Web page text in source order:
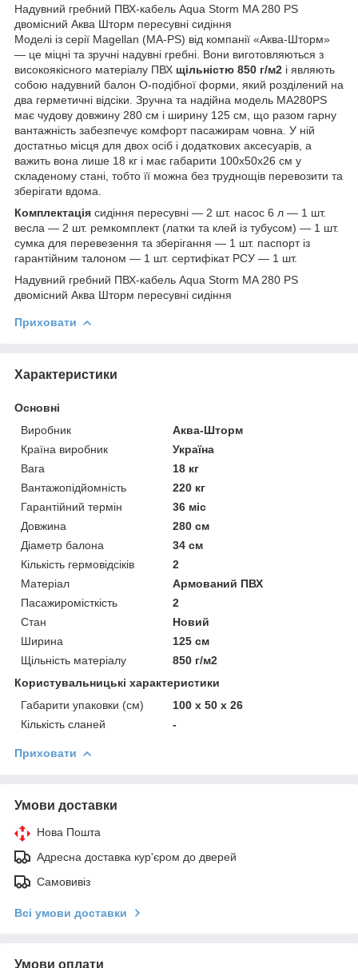
Надувний гребний ПВХ-кабель Aqua Storm MA 280 PS
двомісний Аква Шторм пересувні сидіння
Моделі із серії Magellan (MA-PS) від компанії «Аква-Шторм»
— це міцні та зручні надувні гребні. Вони виготовляються з
високоякісного матеріалу ПВХ щільністю 850 г/м2 і являють
собою надувний балон О-подібної форми, який розділений на
два герметичні відсіки. Зручна та надійна модель MA280PS
має чудову довжину 280 см і ширину 125 см, що разом гарну
вантажність забезпечує комфорт пасажирам човна. У ній
достатньо місця для двох осіб і додаткових аксесуарів, а
важить вона лише 18 кг і має габарити 100х50х26 см у
складеному стані, тобто її можна без труднощів перевозити та
зберігати вдома.
Комплектація сидіння пересувні — 2 шт. насос 6 л — 1 шт.
весла — 2 шт. ремкомплект (латки та клей із тубусом) — 1 шт.
сумка для перевезення та зберігання — 1 шт. паспорт із
гарантійним талоном — 1 шт. сертифікат РСУ — 1 шт.
Надувний гребний ПВХ-кабель Aqua Storm MA 280 PS
двомісний Аква Шторм пересувні сидіння
Приховати
Характеристики
Основні
Виробник
Аква-Шторм
Країна виробник
Україна
Вага
18 кг
Вантажопідйомність
220 кг
Гарантійний термін
36 міс
Довжина
280 см
Діаметр балона
34 см
Кількість гермовідсіків
2
Матеріал
Армований ПВХ
Пасажиромісткість
2
Стан
Новий
Ширина
125 см
Щільність матеріалу
850 г/м2
Користувальницькі характеристики
Габарити упаковки (см)
100 x 50 x 26
Кількість сланей
-
Приховати
Умови доставки
Нова Пошта
Адресна доставка кур'єром до дверей
Самовивіз
Всі умови доставки
Умови оплати